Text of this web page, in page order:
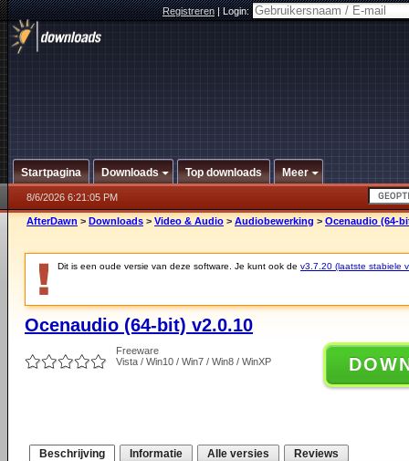
Registreren|Login:
Startpagina Downloads Top downloads Meer
8/6/2026 6:21:05 PM
AfterDawn > Downloads > Video & Audio > Audiobewerking > Ocenaudio (64-
Dit is een oude versie van deze software. Je kunt ook de v3.7.20 (laatste stabiele
Ocenaudio (64-bit) v2.0.10
Freeware
Vista / Win10 / Win7 / Win8 / WinXP
Beschrijving Informatie Alle versies Reviews